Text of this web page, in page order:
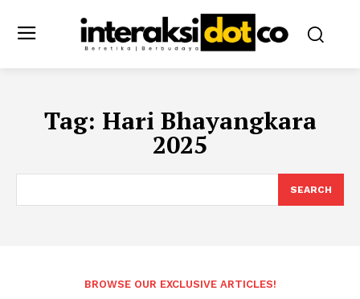
Tag: Hari Bhayangkara
2025
SEARCH
BROWSE OUR EXCLUSIVE ARTICLES!